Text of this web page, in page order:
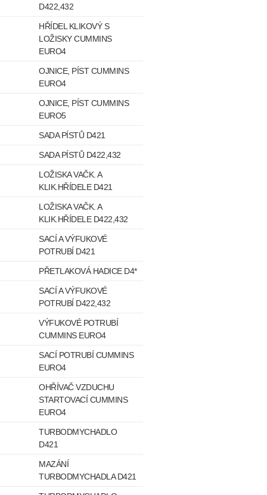
D422,432
HŘÍDEL KLIKOVÝ S
LOŽISKY CUMMINS
EURO4
OJNICE, PÍST CUMMINS
EURO4
OJNICE, PÍST CUMMINS
EURO5
SADA PÍSTŮ D421
SADA PÍSTŮ D422,432
LOŽISKA VAČK. A
KLIK.HŘÍDELE D421
LOŽISKA VAČK. A
KLIK.HŘÍDELE D422,432
SACÍ A VÝFUKOVÉ
POTRUBÍ D421
PŘETLAKOVÁ HADICE D4*
SACÍ A VÝFUKOVÉ
POTRUBÍ D422,432
VÝFUKOVÉ POTRUBÍ
CUMMINS EURO4
SACÍ POTRUBÍ CUMMINS
EURO4
OHŘÍVAČ VZDUCHU
STARTOVACÍ CUMMINS
EURO4
TURBODMYCHADLO
D421
MAZÁNÍ
TURBODMYCHADLA D421